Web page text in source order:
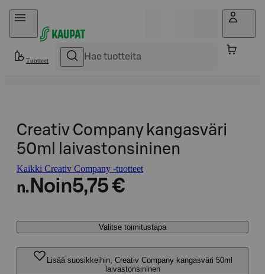
Hyppää sisältöön
Tuotteet
Creativ Company kangasväri
50ml laivastonsininen
Kaikki Creativ Company -tuotteet
n. Noin5,75 €
Valitse toimitustapa
Lisää suosikkeihin, Creativ Company kangasväri 50ml
laivastonsininen